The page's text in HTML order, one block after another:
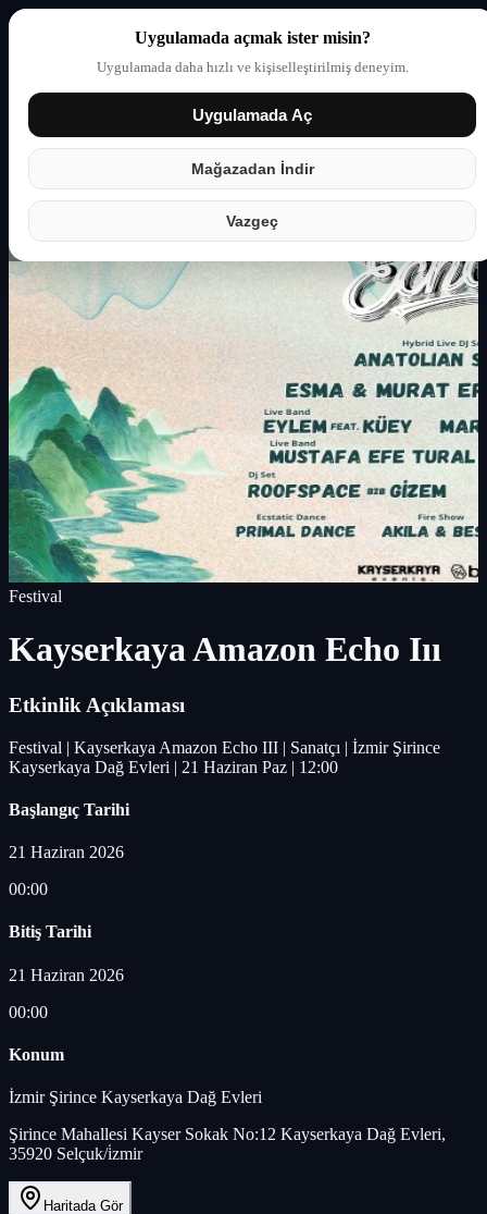
Uygulamada açmak ister misin?
Uygulamada daha hızlı ve kişiselleştirilmiş deneyim.
Uygulamada Aç
Mağazadan İndir
Vazgeç
Giriş yap Partner
Festival
Kayserkaya Amazon Echo Iıı
Etkinlik Açıklaması
Festival | Kayserkaya Amazon Echo III | Sanatçı | İzmir Şirince
Kayserkaya Dağ Evleri | 21 Haziran Paz | 12:00
Başlangıç Tarihi
21 Haziran 2026
00:00
Bitiş Tarihi
21 Haziran 2026
00:00
Konum
İzmir Şirince Kayserkaya Dağ Evleri
Şirince Mahallesi Kayser Sokak No:12 Kayserkaya Dağ Evleri,
35920 Selçuk/i̇zmir
Haritada Gör